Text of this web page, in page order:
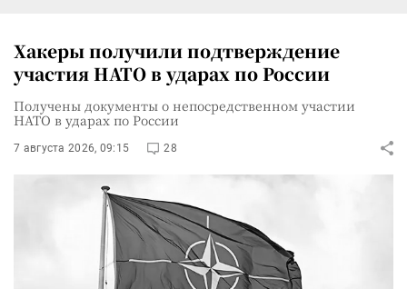
Хакеры получили подтверждение
участия НАТО в ударах по России
Получены документы о непосредственном участии
НАТО в ударах по России
7 августа 2026, 09:15 28